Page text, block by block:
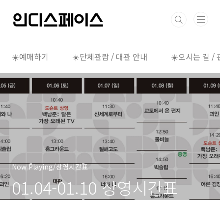
☀️예매하기 ☀️단체관람 / 대관 안내 ☀️오시는 길 /
Now Playing/상영시간표
01.04-01.10 상영시간표